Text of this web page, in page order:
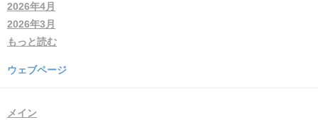
2026年4月
2026年3月
もっと読む
ウェブページ
メイン